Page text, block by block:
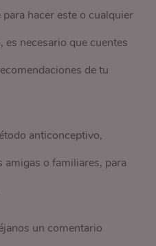
hacer este o cualquier
necesario que cuentes
de tu
anticonceptivo,
o familiares, para
un comentario